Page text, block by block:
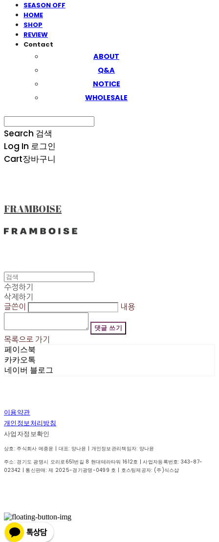
SEASON OFF
HOME
SHOP
REVIEW
Contact
ABOUT
Q&A
NOTICE
WHOLESALE
Search 검색
Log In 로그인
Cart장바구니
FRAMBOISE
수정하기
삭제하기
글쓴이
내용
댓글 쓰기
목록으로 가기
페이스북
카카오톡
네이버 블로그
이용약관
개인정보처리방침
사업자정보확인
상호: 주식회사 메종윤 | 대표: 양나윤 | 개인정보관리책임자: 양나윤
주소: 경기도 광명시 오리로651번길 8 현대테라타워 1612호 | 사업자등록번호:343-87-
02342 | 통신판매:제 2025-경기광명-0499 호 | 호스팅제공자: (주)식스샵